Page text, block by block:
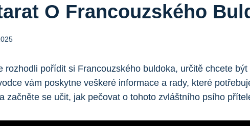
O Francouzského
rozhodli pořídit si Francouzského buldoka, určitě ​chcete
vám poskytne veškeré informace a rady, které
začněte se učit, jak pečovat o tohoto ‍zvláštního psího